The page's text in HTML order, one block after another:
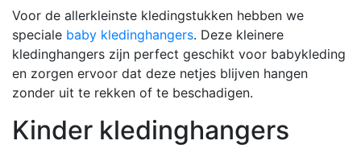
Voor de allerkleinste kledingstukken hebben we
speciale baby kledinghangers. Deze kleinere
kledinghangers zijn perfect geschikt voor babykleding
en zorgen ervoor dat deze netjes blijven hangen
zonder uit te rekken of te beschadigen.
Kinder kledinghangers